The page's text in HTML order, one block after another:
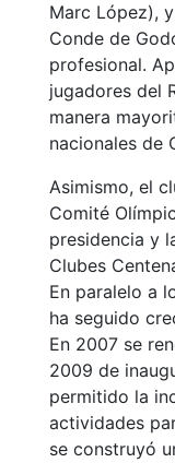
Marc López),
Conde de
profesional.
jugadores del
manera
nacionales de
Asimismo, el
Comité
presidencia y
Clubes
En paralelo a
ha seguido
En 2007 se
2009 de
permitido la
actividades
se construyó